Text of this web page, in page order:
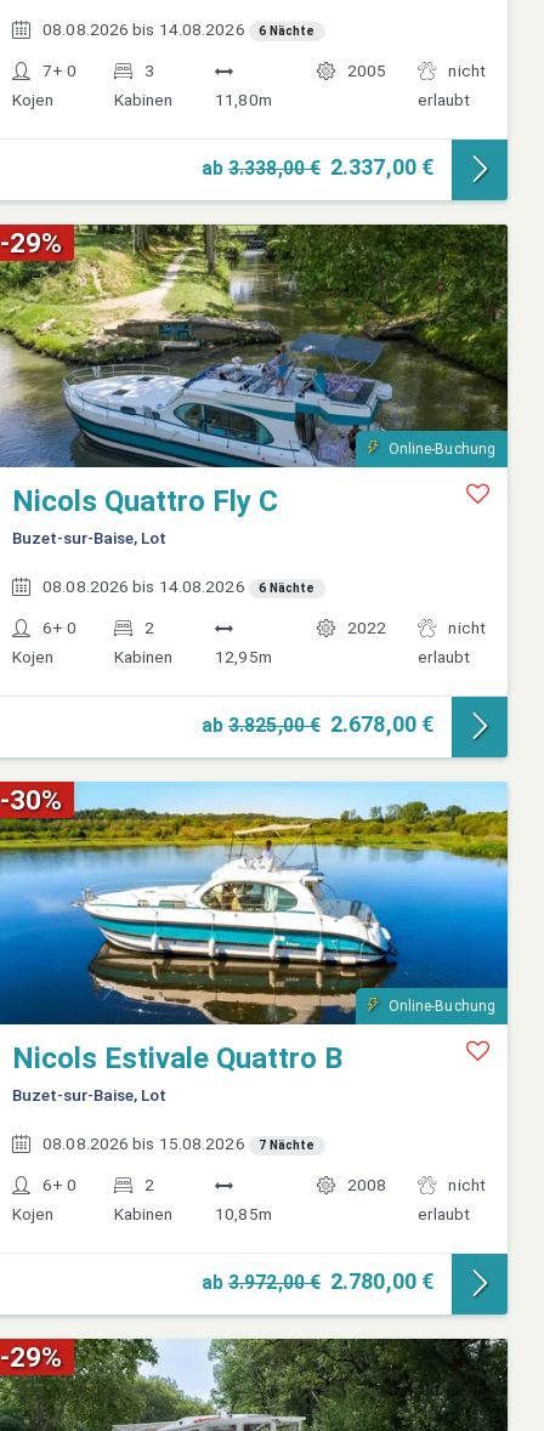
08.08.2026 bis 14.08.2026 6 Nächte
7+ 0
Kojen
3
Kabinen
11,80m
2005
nicht
erlaubt
ab 3.338,00 € 2.337,00 €
-29%
Online-Buchung
Nicols Quattro Fly C
Buzet-sur-Baise, Lot
08.08.2026 bis 14.08.2026 6 Nächte
6+ 0
Kojen
2
Kabinen
12,95m
2022
nicht
erlaubt
ab 3.825,00 € 2.678,00 €
-30%
Online-Buchung
Nicols Estivale Quattro B
Buzet-sur-Baise, Lot
08.08.2026 bis 15.08.2026 7 Nächte
6+ 0
Kojen
2
Kabinen
10,85m
2008
nicht
erlaubt
ab 3.972,00 € 2.780,00 €
-29%